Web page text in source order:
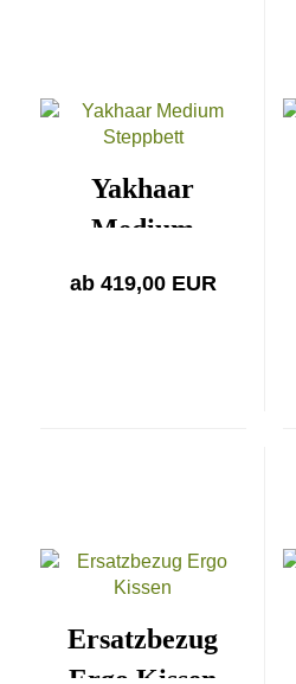
Yakhaar
Medium
ab 419,00 EUR
Ersatzbezug